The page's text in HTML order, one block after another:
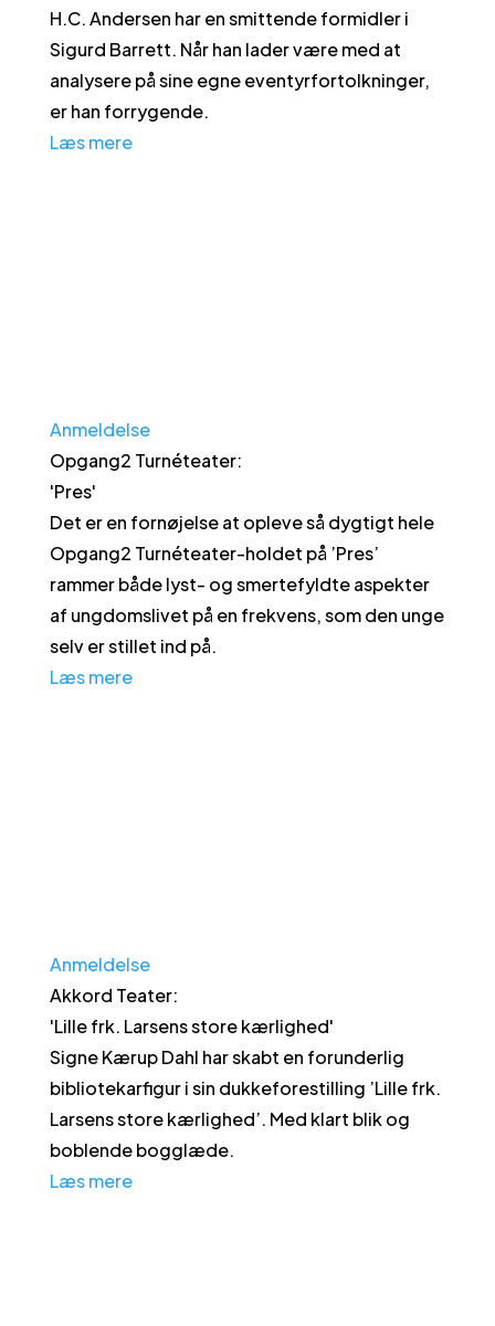
H.C. Andersen har en smittende formidler i
Sigurd Barrett. Når han lader være med at
analysere på sine egne eventyrfortolkninger,
er han forrygende.
Læs mere
Anmeldelse
Opgang2 Turnéteater:
'Pres'
Det er en fornøjelse at opleve så dygtigt hele
Opgang2 Turnéteater-holdet på ’Pres’
rammer både lyst- og smertefyldte aspekter
af ungdomslivet på en frekvens, som den unge
selv er stillet ind på.
Læs mere
Anmeldelse
Akkord Teater:
'Lille frk. Larsens store kærlighed'
Signe Kærup Dahl har skabt en forunderlig
bibliotekarfigur i sin dukkeforestilling ’Lille frk.
Larsens store kærlighed’. Med klart blik og
boblende bogglæde.
Læs mere